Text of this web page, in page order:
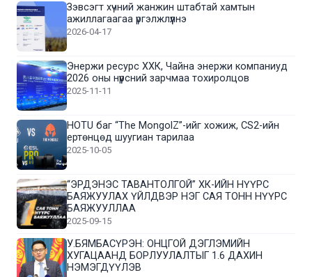
Зэвсэгт хүчний жанжин штабтай хамтын
ажиллагаагаа үргэлжлүүлнэ
2026-04-17
Энержи ресурс ХХК, Чайна энержи компаниуд
2026 оны нүүрсний зарчмаа тохиролцов
2025-11-11
HOTU баг “The MongolZ”-ийг хожиж, CS2-ийн
ертөнцөд шуугиан тарилаа
2025-10-05
“ЭРДЭНЭС ТАВАНТОЛГОЙ” ХК-ИЙН НҮҮРС
БАЯЖУУЛАХ ҮЙЛДВЭР НЭГ САЯ ТОНН НҮҮРС
БАЯЖУУЛЛАА
2025-09-15
У.БЯМБАСҮРЭН: ОНЦГОЙ ДЭГЛЭМИЙН
ХУГАЦААНД БОРЛУУЛАЛТЫГ 1.6 ДАХИН
НЭМЭГДҮҮЛЭВ